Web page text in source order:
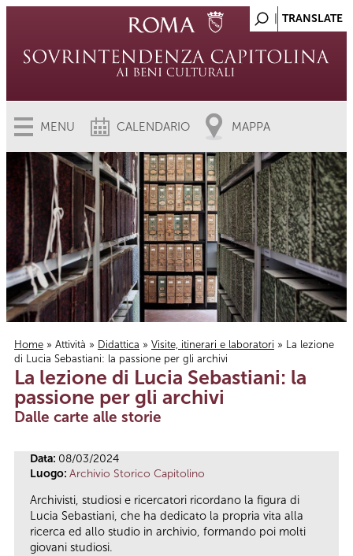
MENU CALENDARIO MAPPA
Tu sei qui
Home » Attività » Didattica » Visite, itinerari e laboratori » La lezione
di Lucia Sebastiani: la passione per gli archivi
La lezione di Lucia Sebastiani: la
passione per gli archivi
Dalle carte alle storie
Data: 08/03/2024
Luogo: Archivio Storico Capitolino
Archivisti, studiosi e ricercatori ricordano la figura di
Lucia Sebastiani, che ha dedicato la propria vita alla
ricerca ed allo studio in archivio, formando poi molti
giovani studiosi.